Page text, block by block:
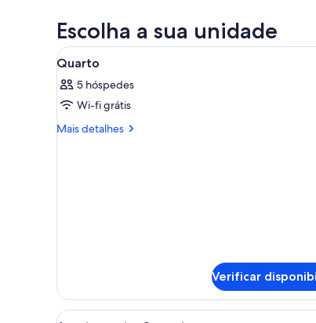
Escolha a sua unidade
Ver
todas
as
imagens
de
Quarto de hotel com
6
Quarto
5 hóspedes
Wi-fi grátis
Mais detalhes
Mais
Verificar
Ver
Quarto de hotel com